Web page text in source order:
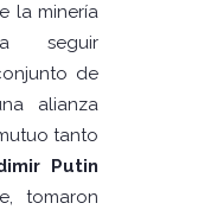
la minería
seguir
de
alianza
tanto
Putin
tomaron